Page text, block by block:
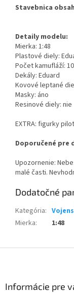
Stavebnica
Detaily modelu:
Mierka: 1:48
Plastové diely:
Počet kamufláží: 10
Dekály: Eduard
Kovové leptané
Masky: áno
Resinové diely: nie
EXTRA: figurky
Doporučené pre
Upozornenie:
malé časti.
Dodatočné
Kategória:
Mierka: 1:48
Informácie pre